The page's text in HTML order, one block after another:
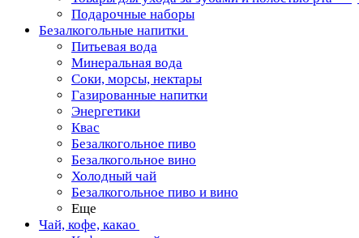
Подарочные наборы
Безалкогольные напитки
Питьевая вода
Минеральная вода
Соки, морсы, нектары
Газированные напитки
Энергетики
Квас
Безалкогольное пиво
Безалкогольное вино
Холодный чай
Безалкогольное пиво и вино
Еще
Чай, кофе, какао